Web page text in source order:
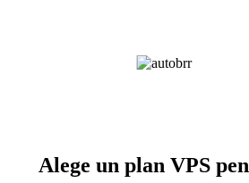
Alege un plan VPS